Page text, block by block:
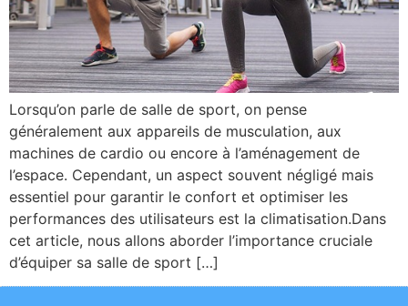
Lorsqu’on parle de salle de sport, on pense
généralement aux appareils de musculation, aux
machines de cardio ou encore à l’aménagement de
l’espace. Cependant, un aspect souvent négligé mais
essentiel pour garantir le confort et optimiser les
performances des utilisateurs est la climatisation.Dans
cet article, nous allons aborder l’importance cruciale
d’équiper sa salle de sport […]